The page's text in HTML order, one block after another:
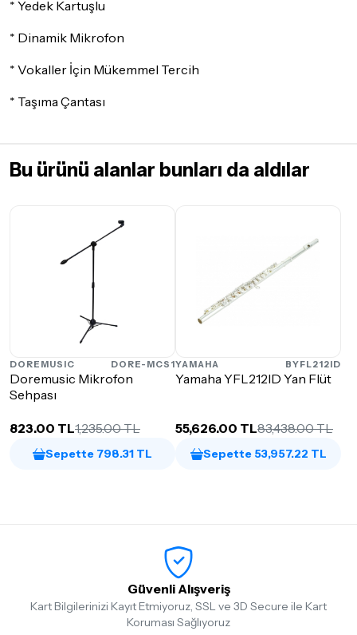
Detaylar içintıklayınız
* Yedek Kartuşlu
* Dinamik Mikrofon
* Vokaller İçin Mükemmel Tercih
* Taşıma Çantası
Bu ürünü alanlar bunları da aldılar
DOREMUSIC DORE-MCS1
Doremusic Mikrofon
Sehpası
823.00 TL1,235.00 TL
Sepette 798.31 TL
YAMAHA BYFL212ID
Yamaha YFL212ID Yan Flüt
55,626.00 TL83,438.00 TL
Sepette 53,957.22 TL
Güvenli Alışveriş
Kart Bilgilerinizi Kayıt Etmiyoruz, SSL ve 3D Secure ile Kart
Koruması Sağlıyoruz